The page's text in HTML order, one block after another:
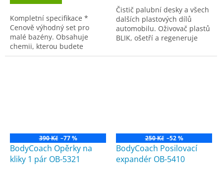
Kompletní specifikace *
Cenově výhodný set pro
malé bazény. Obsahuje
chemii, kterou budete
potřebovat pro zprovoznění
5
hvězdiček.
Čistič palubní desky a všech
dalších plastových dílů
automobilu. Oživovač plastů
BLIK, ošetří a regeneruje
zejména přístrojovou desku
390 Kč –77 %
BodyCoach Opěrky na
kliky 1 pár OB-5321
250 Kč –52 %
BodyCoach Posilovací
expandér OB-5410